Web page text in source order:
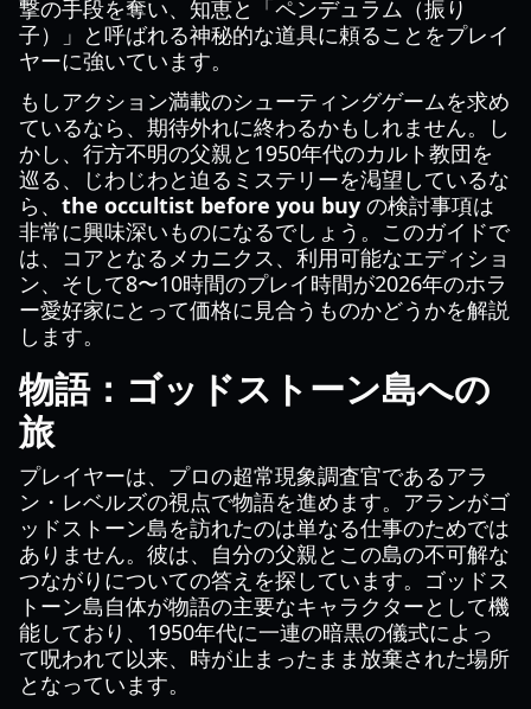
撃の手段を奪い、知恵と「ペンデュラム（振り
子）」と呼ばれる神秘的な道具に頼ることをプレイ
ヤーに強いています。
もしアクション満載のシューティングゲームを求め
ているなら、期待外れに終わるかもしれません。し
かし、行方不明の父親と1950年代のカルト教団を
巡る、じわじわと迫るミステリーを渇望しているな
ら、 the occultist before you buy の検討事項は
非常に興味深いものになるでしょう。このガイドで
は、コアとなるメカニクス、利用可能なエディショ
ン、そして8〜10時間のプレイ時間が2026年のホラ
ー愛好家にとって価格に見合うものかどうかを解説
します。
物語：ゴッドストーン島への
旅
プレイヤーは、プロの超常現象調査官であるアラ
ン・レベルズの視点で物語を進めます。アランがゴ
ッドストーン島を訪れたのは単なる仕事のためでは
ありません。彼は、自分の父親とこの島の不可解な
つながりについての答えを探しています。ゴッドス
トーン島自体が物語の主要なキャラクターとして機
能しており、1950年代に一連の暗黒の儀式によっ
て呪われて以来、時が止まったまま放棄された場所
となっています。